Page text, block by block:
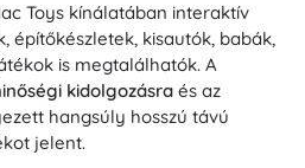
Toys kínálatában interaktív
építőkészletek, kisautók, babák,
is megtalálhatók. A
kidolgozásra és az
hangsúly hosszú távú
jelent.